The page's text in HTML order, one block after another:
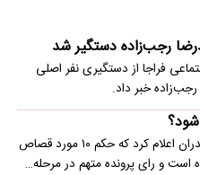
در چهارمحال‌وبختیاری
رجب‌زاده دستگیر شد
فراجا از دستگیری نفر اصلی
خبر داد.
روابط عمومی دادگستری مازندران اعلام کرد که حکم ۱۰ مورد قصاص
است و رای پرونده متهم در مرحله…